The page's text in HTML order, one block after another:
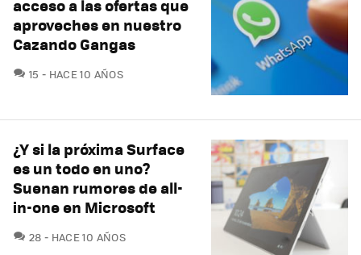
acceso a las ofertas que
aproveches en nuestro
Cazando Gangas
15 COMENTARIOS
HACE 10 AÑOS
¿Y si la próxima Surface
es un todo en uno?
Suenan rumores de all-
in-one en Microsoft
28 COMENTARIOS
HACE 10 AÑOS